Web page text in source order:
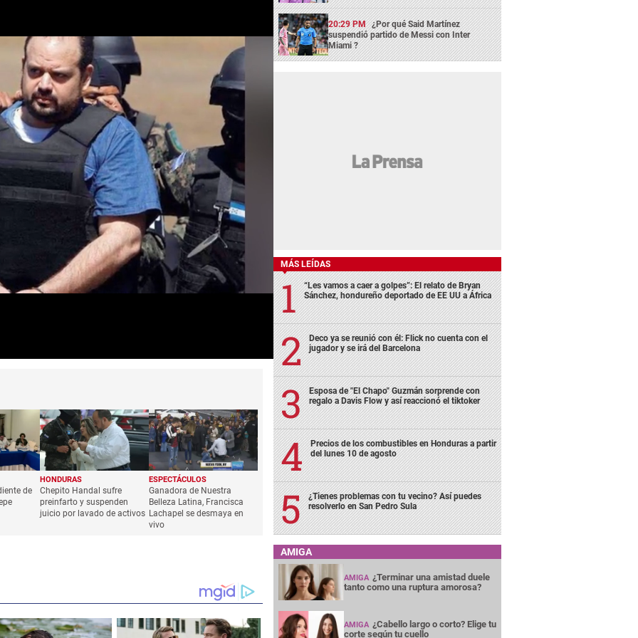
20:29 PM ¿Por qué Said Martínez
suspendió partido de Messi con Inter
Miami ?
MÁS LEÍDAS
“Les vamos a caer a golpes”: El relato de Bryan
Sánchez, hondureño deportado de EE UU a África
Deco ya se reunió con él: Flick no cuenta con el
jugador y se irá del Barcelona
Esposa de "El Chapo" Guzmán sorprende con
regalo a Davis Flow y así reaccionó el tiktoker
Precios de los combustibles en Honduras a partir
del lunes 10 de agosto
¿Tienes problemas con tu vecino? Así puedes
resolverlo en San Pedro Sula
AMIGA
AMIGA ¿Terminar una amistad duele
tanto como una ruptura amorosa?
AMIGA ¿Cabello largo o corto? Elige tu
corte según tu cuello